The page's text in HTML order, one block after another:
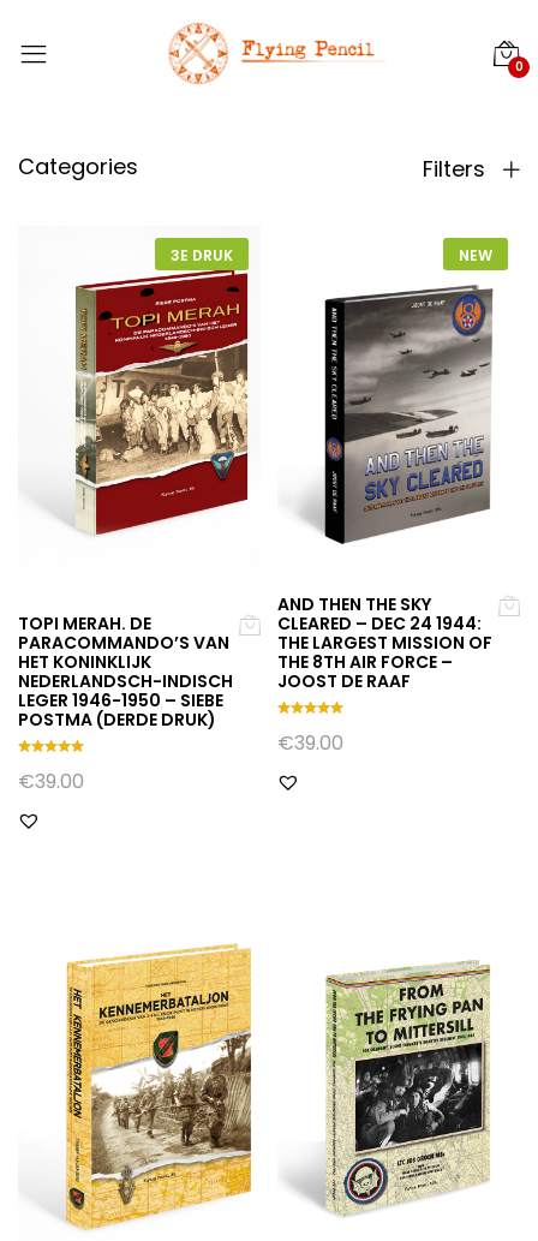
0
Categories Filters
3E DRUK
TOPI MERAH. DE
PARACOMMANDO’S VAN
HET KONINKLIJK
NEDERLANDSCH-INDISCH
LEGER 1946-1950 – SIEBE
POSTMA (DERDE DRUK)
Gewaarde
erd
uit 5
€39.00
NEW
AND THEN THE SKY
CLEARED – DEC 24 1944:
THE LARGEST MISSION OF
THE 8TH AIR FORCE –
JOOST DE RAAF
Gewaarde
erd
uit 5
€39.00